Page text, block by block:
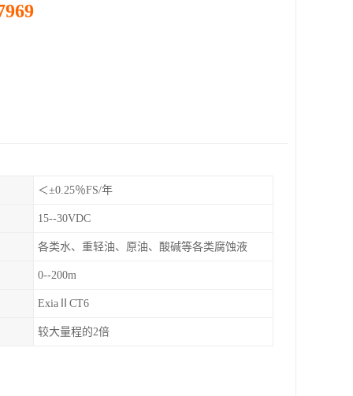
＜±0.25％FS/年
15--30VDC
各类水、重轻油、原油、酸碱等各类腐蚀液
0--200m
ExiaⅡCT6
较大量程的2倍